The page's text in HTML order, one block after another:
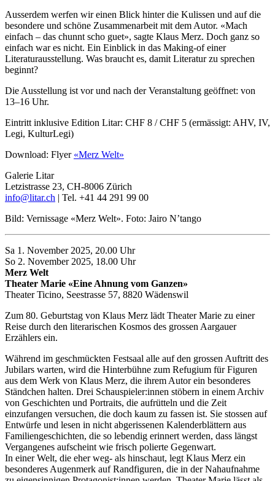
Ausserdem werfen wir einen Blick hinter die Kulissen und auf die
besondere und schöne Zusammenarbeit mit dem Autor. «Mach
einfach – das chunnt scho guet», sagte Klaus Merz. Doch ganz so
einfach war es nicht. Ein Einblick in das Making-of einer
Literaturausstellung. Was braucht es, damit Literatur zu sprechen
beginnt?
Die Ausstellung ist vor und nach der Veranstaltung geöffnet: von
13–16 Uhr.
Eintritt inklusive Edition Litar: CHF 8 / CHF 5 (ermässigt: AHV, IV,
Legi, KulturLegi)
Download: Flyer «Merz Welt»
Galerie Litar
Letzistrasse 23, CH-8006 Zürich
info@litar.ch | Tel. +41 44 291 99 00
Bild: Vernissage «Merz Welt». Foto: Jairo N’tango
Sa 1. November 2025, 20.00 Uhr
So 2. November 2025, 18.00 Uhr
Merz Welt
Theater Marie «Eine Ahnung vom Ganzen»
Theater Ticino, Seestrasse 57, 8820 Wädenswil
Zum 80. Geburtstag von Klaus Merz lädt Theater Marie zu einer
Reise durch den literarischen Kosmos des grossen Aargauer
Erzählers ein.
Während im geschmückten Festsaal alle auf den grossen Auftritt des
Jubilars warten, wird die Hinterbühne zum Refugium für Figuren
aus dem Werk von Klaus Merz, die ihrem Autor ein besonderes
Ständchen halten. Drei Schauspieler:innen stöbern in einem Archiv
von Geschichten und Portraits, die aufrütteln und die Zeit
einzufangen versuchen, die doch kaum zu fassen ist. Sie stossen auf
Entwürfe und lesen in nicht abgerissenen Kalenderblättern aus
Familiengeschichten, die so lebendig erinnert werden, dass längst
Vergangenes aufscheint wie frisch polierte Gegenwart.
In einer Welt, die eher weg- als hinschaut, legt Klaus Merz ein
besonderes Augenmerk auf Randfiguren, die in der Nahaufnahme